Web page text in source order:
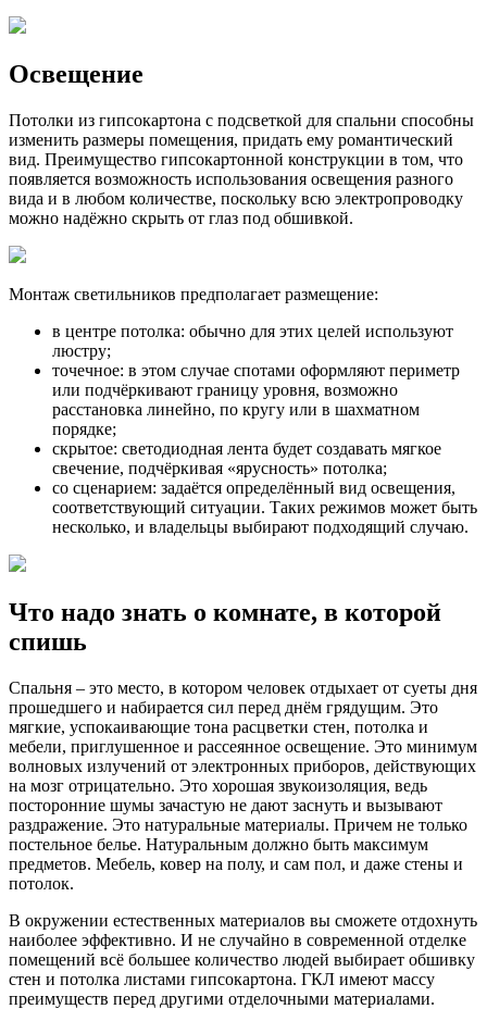
Освещение
Потолки из гипсокартона с подсветкой для спальни способны
изменить размеры помещения, придать ему романтический
вид. Преимущество гипсокартонной конструкции в том, что
появляется возможность использования освещения разного
вида и в любом количестве, поскольку всю электропроводку
можно надёжно скрыть от глаз под обшивкой.
Монтаж светильников предполагает размещение:
в центре потолка: обычно для этих целей используют
люстру;
точечное: в этом случае спотами оформляют периметр
или подчёркивают границу уровня, возможно
расстановка линейно, по кругу или в шахматном
порядке;
скрытое: светодиодная лента будет создавать мягкое
свечение, подчёркивая «ярусность» потолка;
со сценарием: задаётся определённый вид освещения,
соответствующий ситуации. Таких режимов может быть
несколько, и владельцы выбирают подходящий случаю.
Что надо знать о комнате, в которой
спишь
Спальня – это место, в котором человек отдыхает от суеты дня
прошедшего и набирается сил перед днём грядущим. Это
мягкие, успокаивающие тона расцветки стен, потолка и
мебели, приглушенное и рассеянное освещение. Это минимум
волновых излучений от электронных приборов, действующих
на мозг отрицательно. Это хорошая звукоизоляция, ведь
посторонние шумы зачастую не дают заснуть и вызывают
раздражение. Это натуральные материалы. Причем не только
постельное белье. Натуральным должно быть максимум
предметов. Мебель, ковер на полу, и сам пол, и даже стены и
потолок.
В окружении естественных материалов вы сможете отдохнуть
наиболее эффективно. И не случайно в современной отделке
помещений всё большее количество людей выбирает обшивку
стен и потолка листами гипсокартона. ГКЛ имеют массу
преимуществ перед другими отделочными материалами.